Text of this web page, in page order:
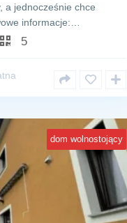
a jednocześnie chce
informacje:…
5
dom wolnostojący